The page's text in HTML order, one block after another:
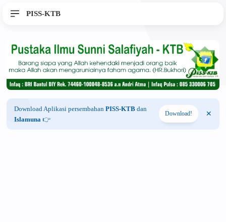
PISS-KTB
Download Aplikasi persembahan PISS-KTB dan
Islamuna 👉
Download!